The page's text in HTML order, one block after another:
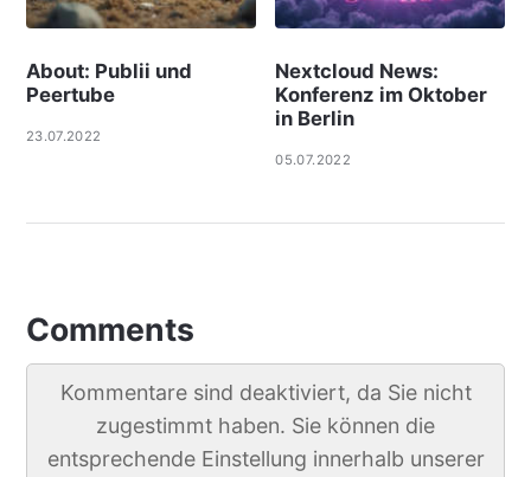
About: Publii und
Peertube
23.07.2022
Nextcloud News:
Konferenz im Oktober
in Berlin
05.07.2022
Comments
Kommentare sind deaktiviert, da Sie nicht
zugestimmt haben. Sie können die
entsprechende Einstellung innerhalb unserer